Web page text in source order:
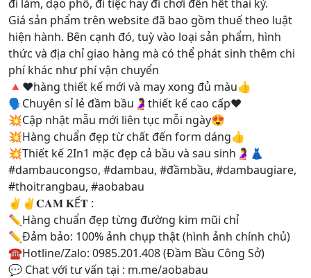
đi làm, dạo phố, đi tiệc hay đi chơi đến hết thai kỳ.
Giá sản phẩm trên website đã bao gồm thuế theo luật
hiện hành. Bên cạnh đó, tuỳ vào loại sản phẩm, hình
thức và địa chỉ giao hàng mà có thể phát sinh thêm chi
phí khác như phí vận chuyển
🔺❤️hàng thiết kế mới và may xong đủ màu👍
🗣Chuyên sỉ lẻ đầm bầu🤰thiết kế cao cấp❤️
💥Cập nhật mẫu mới liên tục mỗi ngày😍
💥Hàng chuẩn đẹp từ chất đến form dáng👍
💥Thiết kế 2In1 mặc đẹp cả bầu và sau sinh🤰👗
#dambaucongso, #dambau, #đầmbầu, #dambaugiare,
#thoitrangbau, #aobabau
✌️✌️𝐂𝐀𝐌 𝐊Ế𝐓 :
✏Hàng chuẩn đẹp từng đường kim mũi chỉ
✏Đảm bảo: 100% ảnh chụp thật (hình ảnh chính chủ)
☎️Hotline/Zalo: 0985.201.408 (Đầm Bầu Công Sở)
💬 Chat với tư vấn tại : m.me/aobabau